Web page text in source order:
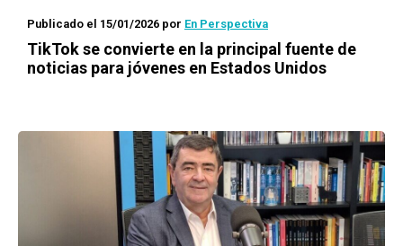
Publicado el 15/01/2026 por En Perspectiva
TikTok se convierte en la principal fuente de
noticias para jóvenes en Estados Unidos